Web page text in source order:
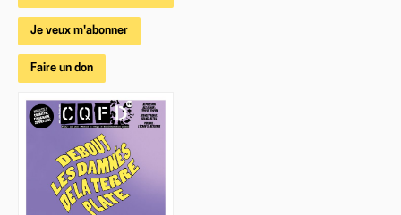
Je veux m'abonner
Faire un don